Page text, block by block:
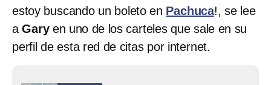
estoy buscando un boleto en Pachuca!, se lee
aGaryen uno de los carteles que sale en su
perfil de esta red de citas por internet.